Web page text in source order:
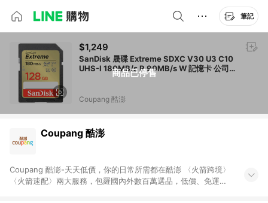
筆記
商品已停售
$1,249
SanDisk 晟碟 Extreme SDXC V30 U3 C10
UHS-I 180MB/s R 90MB/s W 記憶卡 公司貨
128GB 1個
Coupang 酷澎
Coupang 酷澎
Coupang 酷澎-天天低價，你的日常所需都在酷澎 〈火箭跨境〉
〈火箭速配〉兩大服務，包羅國內外數百萬選品，低價、免運，